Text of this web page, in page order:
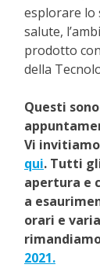
esplorare lo
salute,
prodotto
della
Questi
Vi
qui. Tutti
apertura e
a
orari e
2021.